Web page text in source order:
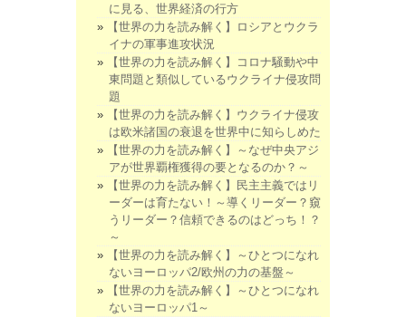
に見る、世界経済の行方
【世界の力を読み解く】ロシアとウクラ
イナの軍事進攻状況
【世界の力を読み解く】コロナ騒動や中
東問題と類似しているウクライナ侵攻問
題
【世界の力を読み解く】ウクライナ侵攻
は欧米諸国の衰退を世界中に知らしめた
【世界の力を読み解く】～なぜ中央アジ
アが世界覇権獲得の要となるのか？～
【世界の力を読み解く】民主主義ではリ
ーダーは育たない！～導くリーダー？窺
うリーダー？信頼できるのはどっち！？
～
【世界の力を読み解く】～ひとつになれ
ないヨーロッパ2/欧州の力の基盤～
【世界の力を読み解く】～ひとつになれ
ないヨーロッパ1～